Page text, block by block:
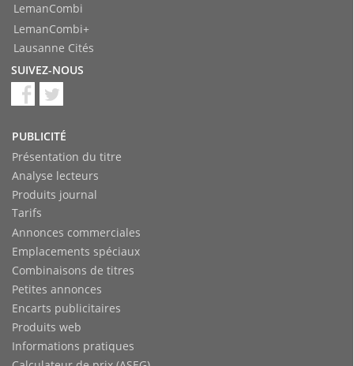
PUBLICITÉ
Présentation du titre
Analyse lecteurs
Produits journal
Tarifs
Annonces commerciales
Emplacements spéciaux
Combinaisons de titres
Petites annonces
Encarts publicitaires
Produits web
Informations pratiques
LemanCombi
LemanCombi+
Lausanne Cités
SUIVEZ-NOUS